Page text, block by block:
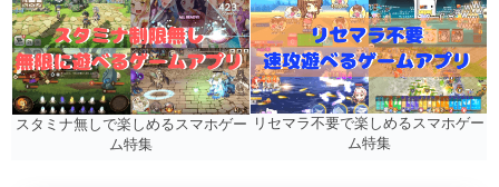
スタミナ無しで楽しめるスマホゲー
ム特集
リセマラ不要で楽しめるスマホゲー
ム特集